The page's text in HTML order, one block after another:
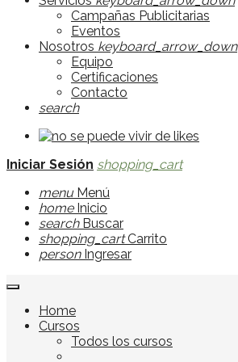
Campañas Publicitarias
Eventos
Nosotros keyboard_arrow_down
Equipo
Certificaciones
Contacto
search
Iniciar Sesión shopping_cart
menu Menú
home Inicio
search Buscar
shopping_cart Carrito
person Ingresar
Home
Cursos
Todos los cursos